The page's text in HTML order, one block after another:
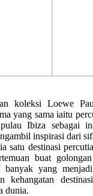
koleksi Loewe
yang sama iaitu
Ibiza sebagai
inspirasi dari
satu destinasi
buat
banyak yang
kehangatan
dunia.